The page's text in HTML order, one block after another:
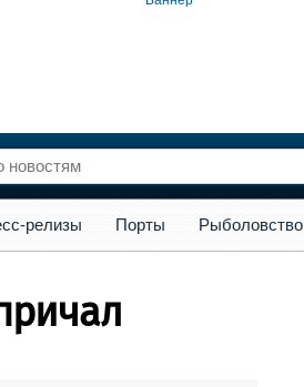
Флот
Форум
релизы Порты Рыболовство